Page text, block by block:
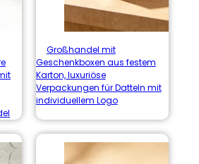
Großhandel mit
Geschenkboxen aus festem
Karton, luxuriöse
Verpackungen für Datteln mit
individuellem Logo